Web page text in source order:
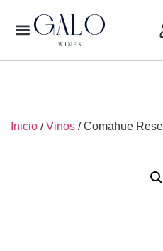
Inicio /Vinos / Comahue